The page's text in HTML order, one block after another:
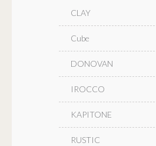
CLAY
Cube
DONOVAN
IROCCO
KAPITONE
RUSTIC